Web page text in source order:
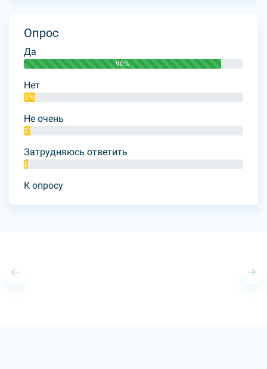
Опрос
Да
90%
Нет
5%
Не очень
3%
Затрудняюсь ответить
2%
К опросу